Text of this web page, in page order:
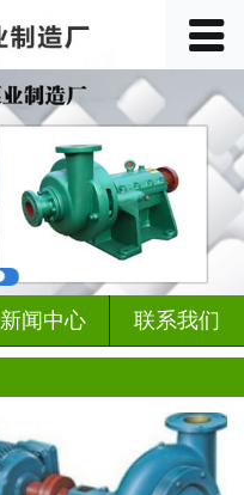
 首页
关于我们
产品中心
车间展示
客户见证
行业动态
新闻中心
󰀥
新闻中心 联系我们